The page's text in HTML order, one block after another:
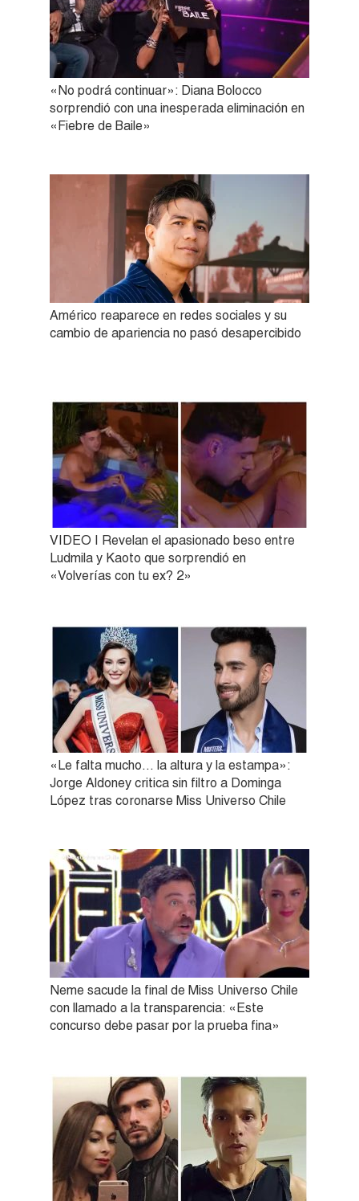
«No podrá continuar»: Diana Bolocco
sorprendió con una inesperada eliminación en
«Fiebre de Baile»
Américo reaparece en redes sociales y su
cambio de apariencia no pasó desapercibido
VIDEO | Revelan el apasionado beso entre
Ludmila y Kaoto que sorprendió en
«Volverías con tu ex? 2»
«Le falta mucho… la altura y la estampa»:
Jorge Aldoney critica sin filtro a Dominga
López tras coronarse Miss Universo Chile
Neme sacude la final de Miss Universo Chile
con llamado a la transparencia: «Este
concurso debe pasar por la prueba fina»